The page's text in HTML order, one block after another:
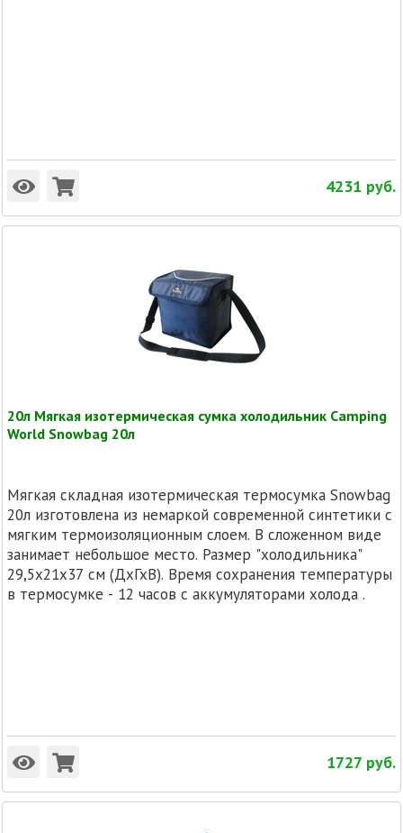
4231 руб.
20л Мягкая изотермическая сумка холодильник Camping
World Snowbag 20л
Мягкая складная изотермическая термосумка Snowbag
20л изготовлена из немаркой современной синтетики с
мягким термоизоляционным слоем. В сложенном виде
занимает небольшое место. Размер "холодильника"
29,5x21x37 см (ДхГхВ). Время сохранения температуры
в термосумке - 12 часов с аккумуляторами холода .
1727 руб.